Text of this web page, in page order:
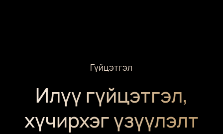
Гүйцэтгэл
Илүү гүйцэтгэл,
хүчирхэг үзүүлэлт